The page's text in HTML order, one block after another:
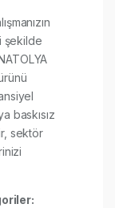
şekilde
baskısız
sektör